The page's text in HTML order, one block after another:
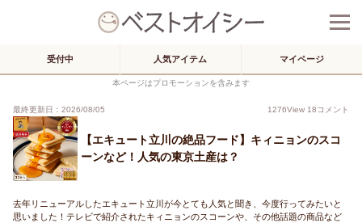
受付中 人気アイテム マイページ
本ページはプロモーションを含みます
最終更新日：2026/08/05 1276View 18コメント
【エキュート立川の絶品フード】キィニョンのスコ
ーンなど！人気の東京土産は？
去年リニューアルしたエキュート立川が今とても人気と聞き、今度行ってみたいと
思いました！テレビで紹介されたキィニョンのスコーンや、その他話題の商品など